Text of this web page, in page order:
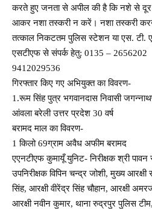
करते हुए जनता से अपील की है कि नशे से
आकर नशा तस्करी न करें। नशा तस्करी करने
तत्काल निकटतम पुलिस स्टेशन या एस. टी.
एसटीएफ से संपर्क हेतु: 0135 – 2656202
9412029536
गिरफ्तार किए गए अभियुक्त का विवरण-
1.रूम सिंह पुत्र भगवानदास निवासी
आंवला बरेली उत्तर प्रदेश 30 वर्ष
बरामद माल का विवरण-
1 किलो 69ग्राम अवैध अफीम बरामद
एएनटीएफ कुमायूँ युनिट- निरीक्षक श्री पावन
उपनिरीक्षक विपिन चन्द्र जोशी, मुख्य
सिंह, आरक्षी वीरेंद्र सिंह चौहान, आरक्षी
आरक्षी नवीन कुमार, थाना रुद्रपुर पुलिस